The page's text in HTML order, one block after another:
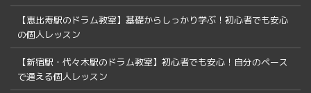
【恵比寿駅のドラム教室】基礎からしっかり学ぶ！初心者でも安心
の個人レッスン
【新宿駅・代々木駅のドラム教室】初心者でも安心！自分のペース
で通える個人レッスン